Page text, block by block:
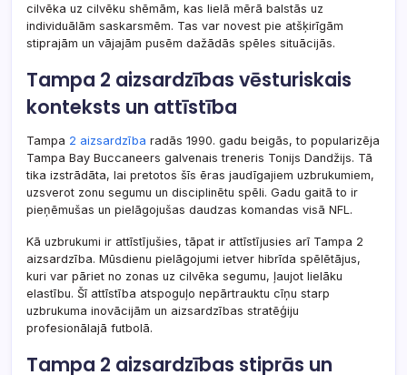
cilvēka uz cilvēku shēmām, kas lielā mērā balstās uz
individuālām saskarsmēm. Tas var novest pie atšķirīgām
stiprajām un vājajām pusēm dažādās spēles situācijās.
Tampa 2 aizsardzības vēsturiskais
konteksts un attīstība
Tampa 2 aizsardzība radās 1990. gadu beigās, to popularizēja
Tampa Bay Buccaneers galvenais treneris Tonijs Dandžijs. Tā
tika izstrādāta, lai pretotos šīs ēras jaudīgajiem uzbrukumiem,
uzsverot zonu segumu un disciplinētu spēli. Gadu gaitā to ir
pieņēmušas un pielāgojušas daudzas komandas visā NFL.
Kā uzbrukumi ir attīstījušies, tāpat ir attīstījusies arī Tampa 2
aizsardzība. Mūsdienu pielāgojumi ietver hibrīda spēlētājus,
kuri var pāriet no zonas uz cilvēka segumu, ļaujot lielāku
elastību. Šī attīstība atspoguļo nepārtrauktu cīņu starp
uzbrukuma inovācijām un aizsardzības stratēģiju
profesionālajā futbolā.
Tampa 2 aizsardzības stiprās un